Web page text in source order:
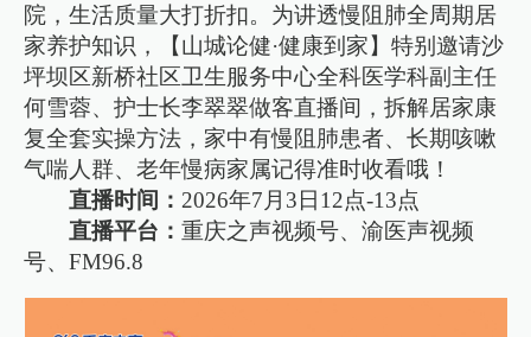
院，生活质量大打折扣。为讲透慢阻肺全周期居
家养护知识，【山城论健·健康到家】特别邀请沙
坪坝区新桥社区卫生服务中心全科医学科副主任
何雪蓉、护士长李翠翠做客直播间，拆解居家康
复全套实操方法，家中有慢阻肺患者、长期咳嗽
气喘人群、老年慢病家属记得准时收看哦！
直播时间： 2026年7月3日12点-13点
直播平台：重庆之声视频号、渝医声视频
号、FM96.8